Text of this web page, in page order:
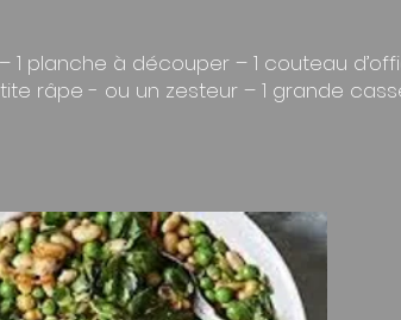
1 planche à découper – 1 couteau
râpe - ou un zesteur – 1 grande